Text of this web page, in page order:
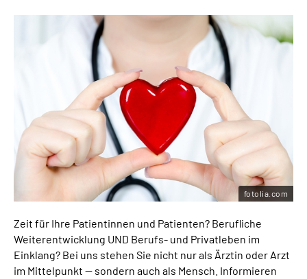
Zeit für Ihre Patientinnen und Patienten? Berufliche
Weiterentwicklung UND Berufs- und Privatleben im
Einklang? Bei uns stehen Sie nicht nur als Ärztin oder Arzt
im Mittelpunkt — sondern auch als Mensch. Informieren
fotolia.com